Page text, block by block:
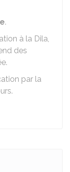
.
à la Dila,
des
par la